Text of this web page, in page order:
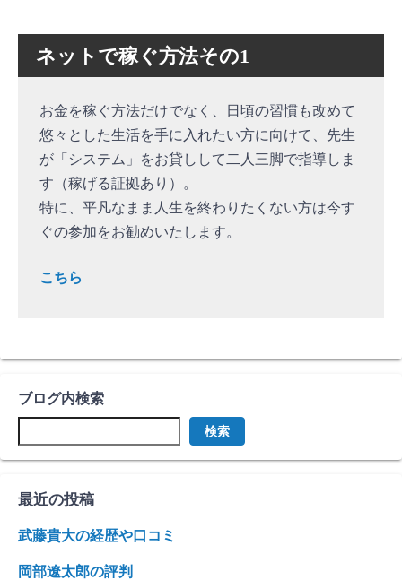
ネットで稼ぐ方法その1
お金を稼ぐ方法だけでなく、日頃の習慣も改めて
悠々とした生活を手に入れたい方に向けて、先生
が「システム」をお貸しして二人三脚で指導しま
す（稼げる証拠あり）。
特に、平凡なまま人生を終わりたくない方は今す
ぐの参加をお勧めいたします。
こちら
ブログ内検索
検索
最近の投稿
武藤貴大の経歴や口コミ
岡部遼太郎の評判